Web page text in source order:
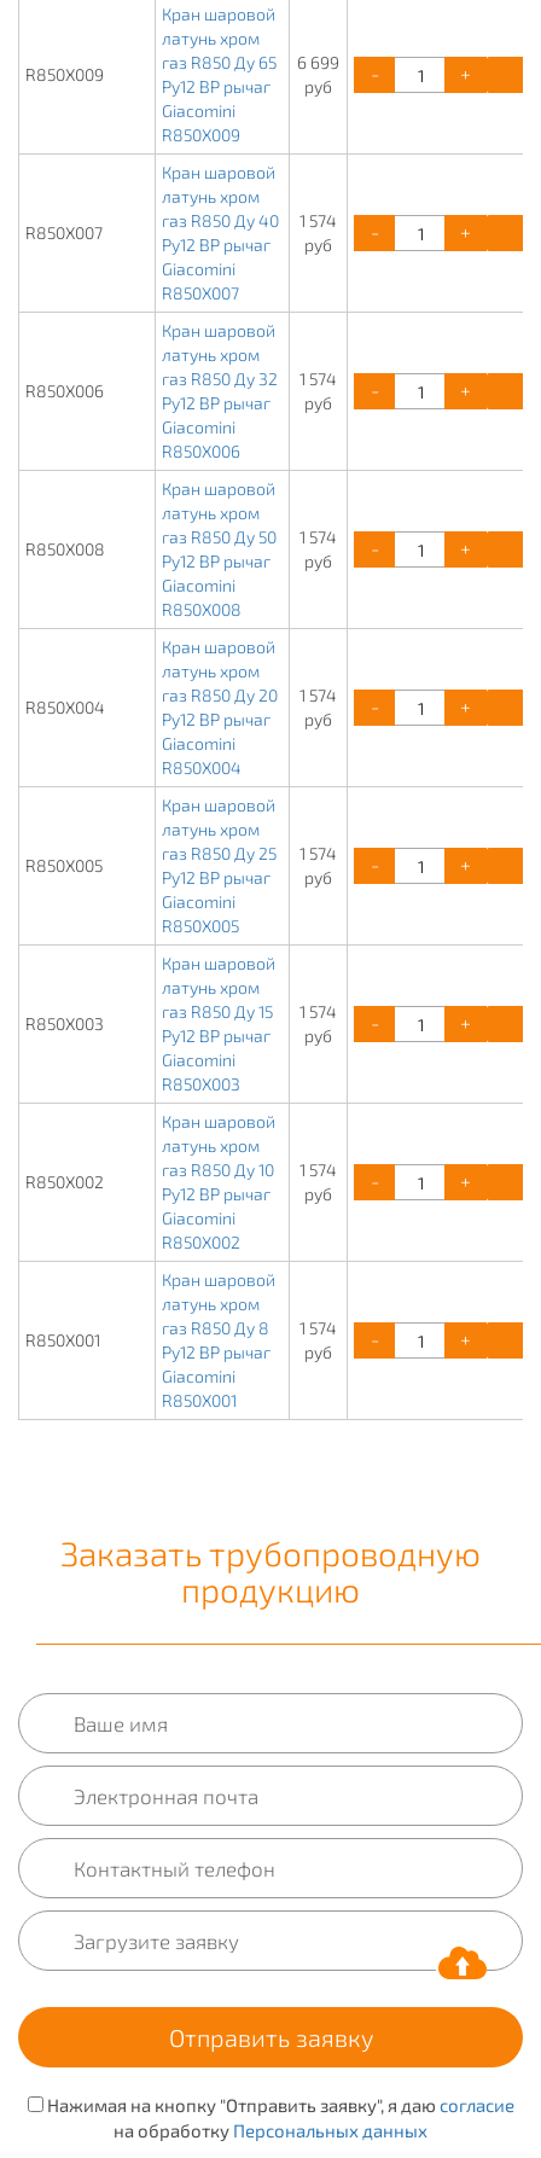
R850X009
Кран шаровой
латунь хром
газ R850 Ду 65
Ру12 ВР рычаг
Giacomini
R850X009
6 699
руб
- +
R850X007
Кран шаровой
латунь хром
газ R850 Ду 40
Ру12 ВР рычаг
Giacomini
R850X007
1 574
руб
- +
R850X006
Кран шаровой
латунь хром
газ R850 Ду 32
Ру12 ВР рычаг
Giacomini
R850X006
1 574
руб
- +
R850X008
Кран шаровой
латунь хром
газ R850 Ду 50
Ру12 ВР рычаг
Giacomini
R850X008
1 574
руб
- +
R850X004
Кран шаровой
латунь хром
газ R850 Ду 20
Ру12 ВР рычаг
Giacomini
R850X004
1 574
руб
- +
R850X005
Кран шаровой
латунь хром
газ R850 Ду 25
Ру12 ВР рычаг
Giacomini
R850X005
1 574
руб
- +
R850X003
Кран шаровой
латунь хром
газ R850 Ду 15
Ру12 ВР рычаг
Giacomini
R850X003
1 574
руб
- +
R850X002
Кран шаровой
латунь хром
газ R850 Ду 10
Ру12 ВР рычаг
Giacomini
R850X002
1 574
руб
- +
R850X001
Кран шаровой
латунь хром
газ R850 Ду 8
Ру12 ВР рычаг
Giacomini
R850X001
1 574
руб
- +
Заказать трубопроводную
продукцию
Нажимая на кнопку "Отправить заявку", я даю согласие
на обработку Персональных данных